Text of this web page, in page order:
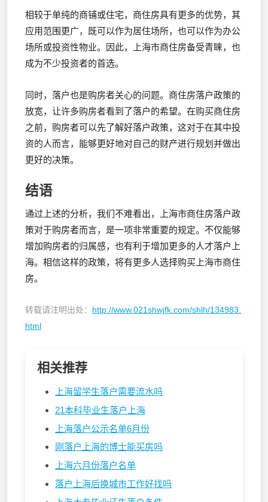
相较于单纯的商铺或住宅，商住房具有更多的优势，其
应用范围更广，既可以作为居住场所，也可以作为办公
场所或投资性物业。因此，上海市商住房备受青睐，也
成为不少投资者的首选。
同时，落户也是购房者关心的问题。商住房落户政策的
放宽，让许多购房者看到了落户的希望。在购买商住房
之前，购房者可以先了解好落户政策，这对于在其中投
资的人而言，能够更好地对自己的财产进行规划并做出
更好的决策。
结语
通过上述的分析，我们不难看出，上海市商住房落户政
策对于购房者而言，是一项非常重要的规定。不仅能够
增加购房者的归属感，也有利于增加更多的人才落户上
海。相信这样的政策，将有更多人选择购买上海市商住
房。
转载请注明出处： http://www.021shwjfk.com/shlh/134983.
html
相关推荐
上海留学生落户需要流水吗
21本科毕业生落户上海
上海落户公示名单6月份
刚落户上海的博士能买房吗
上海六月份落户名单
落户上海后换城市工作好找吗